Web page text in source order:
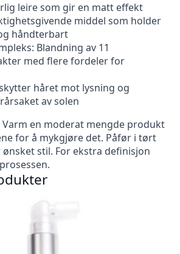
leire som gir en matt effekt
middel som holder
håndterbart
Blandning av 11
med flere fordeler for
håret mot lysning og
av solen
Varm en moderat mengde produkt
for å mykgjøre det. Påfør i tørt
stil. For ekstra definisjon